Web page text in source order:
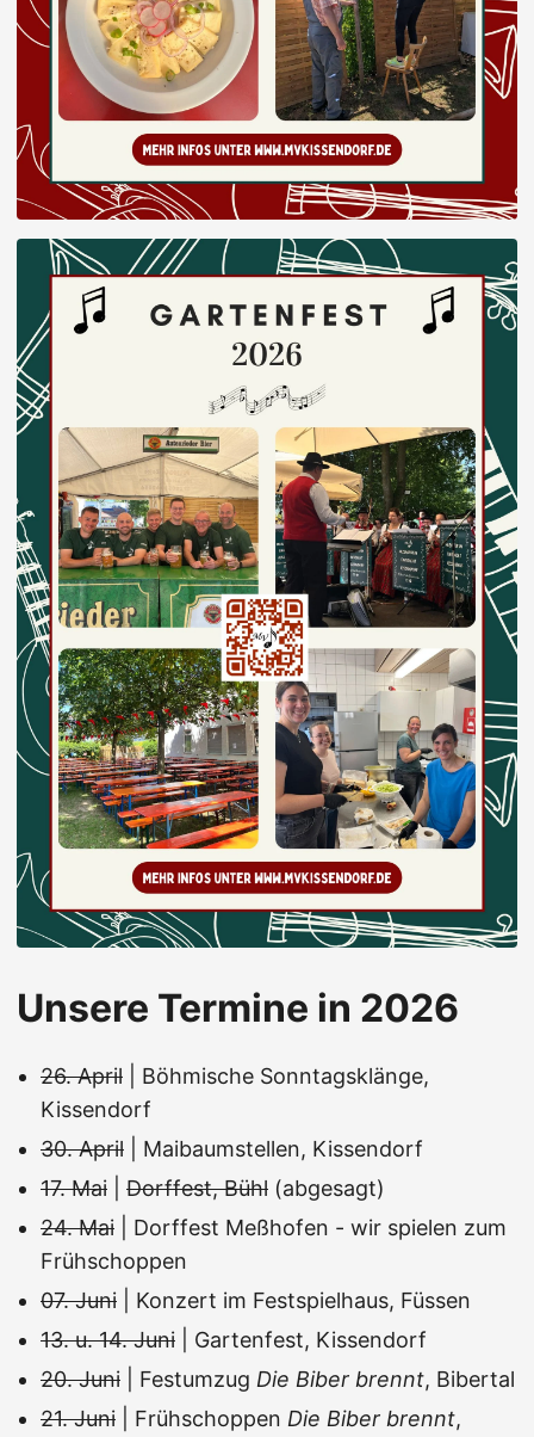
Unsere Termine in 2026
26. April | Böhmische Sonntagsklänge,
Kissendorf
30. April | Maibaumstellen, Kissendorf
17. Mai
Dorffest, Bühl (abgesagt)
24. Mai | Dorffest Meßhofen - wir spielen zum
Frühschoppen
07. Juni | Konzert im Festspielhaus, Füssen
13. u. 14. Juni | Gartenfest, Kissendorf
20. Juni | Festumzug Die Biber brennt, Bibertal
21. Juni | Frühschoppen Die Biber brennt,